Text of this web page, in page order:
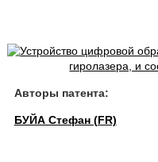
Авторы патента:
БУЙА Стефан (FR)